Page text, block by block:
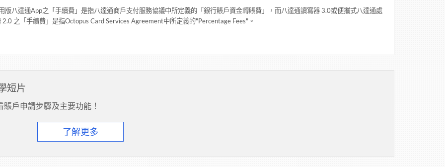
版八達通App之「手續費」是指八達通商戶支付服務協議中所定義的「銀行賬戶資金轉賬費」，而八達通讀寫器 3.0或便攜式八達通處
2.0 之「手續費」是指Octopus Card Services Agreement中所定義的"Percentage Fees"。
短片
賬戶申請步驟及主要功能！
了解更多